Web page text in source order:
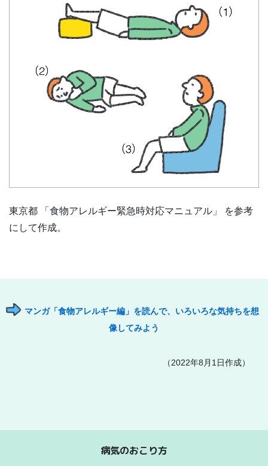
東京都 「食物アレルギー緊急時対応マニュアル」 を参考
にして作成。
マンガ「食物アレルギー編」を読んで、いろいろな気持ちを想
像してみよう
（2022年8月1日作成）
病気のおこり方